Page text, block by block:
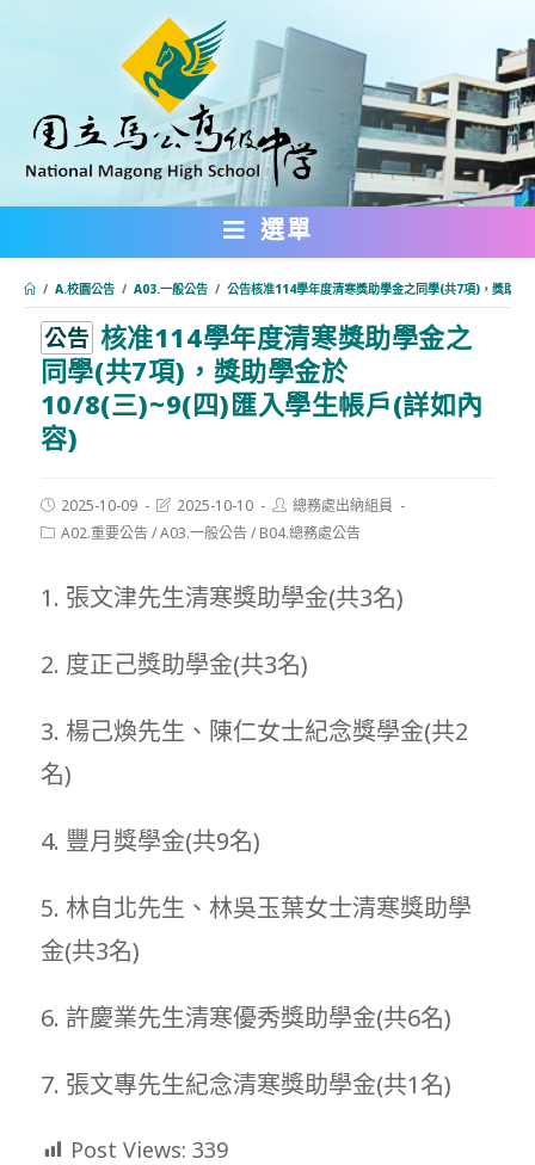
內
選單
/ A.校園公告 / A03.一般公告 / 公告核准114學年度清寒獎助學金之同學(共7項)，獎助
公告 核准114學年度清寒獎助學金之
同學(共7項)，獎助學金於
10/8(三)~9(四)匯入學生帳戶(詳如內
容)
Post
published:
2025-10-09
Post
modified:
2025-10-10
Post
author:
總務處出納組員
PostA02.重要公告/A03.一般公告/ B04.總務處公告
1. 張文津先生清寒獎助學金(共3名)
2. 度正己獎助學金(共3名)
3. 楊己煥先生、陳仁女士紀念獎學金(共2
名)
4. 豐月獎學金(共9名)
5. 林自北先生、林吳玉葉女士清寒獎助學
金(共3名)
6. 許慶業先生清寒優秀獎助學金(共6名)
7. 張文專先生紀念清寒獎助學金(共1名)
Post Views: 339